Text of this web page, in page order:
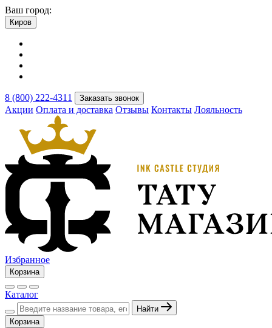
Ваш город:
Киров
8 (800) 222-4311 Заказать звонок
Акции Оплата и доставка Отзывы Контакты Лояльность
Избранное
Корзина
Каталог
Найти
Корзина